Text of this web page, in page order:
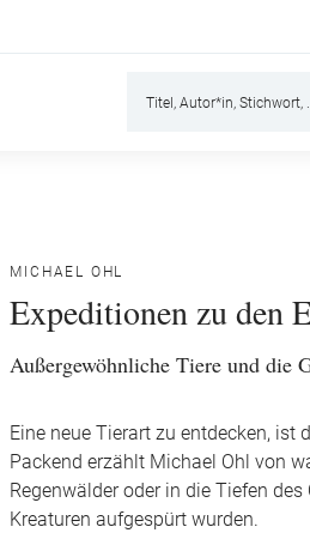
MICHAEL OHL
Expeditionen zu den
Außergewöhnliche Tiere und die
Eine neue Tierart zu entdecken, ist
Packend erzählt Michael Ohl von
Regenwälder oder in die Tiefen
Kreaturen aufgespürt wurden.